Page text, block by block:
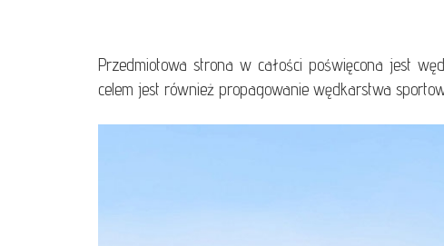
Przedmiotowa strona w całości poświęcona jest
celem jest również propagowanie wędkarstwa